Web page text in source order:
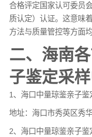
合格评定国家认可委员
质认定）认证。这意味
方法与质量管控等方面
二、海南
子鉴定采
1、海口中量琼鉴亲子
地址：海口市秀英区秀
2、海口中量琼鉴亲子